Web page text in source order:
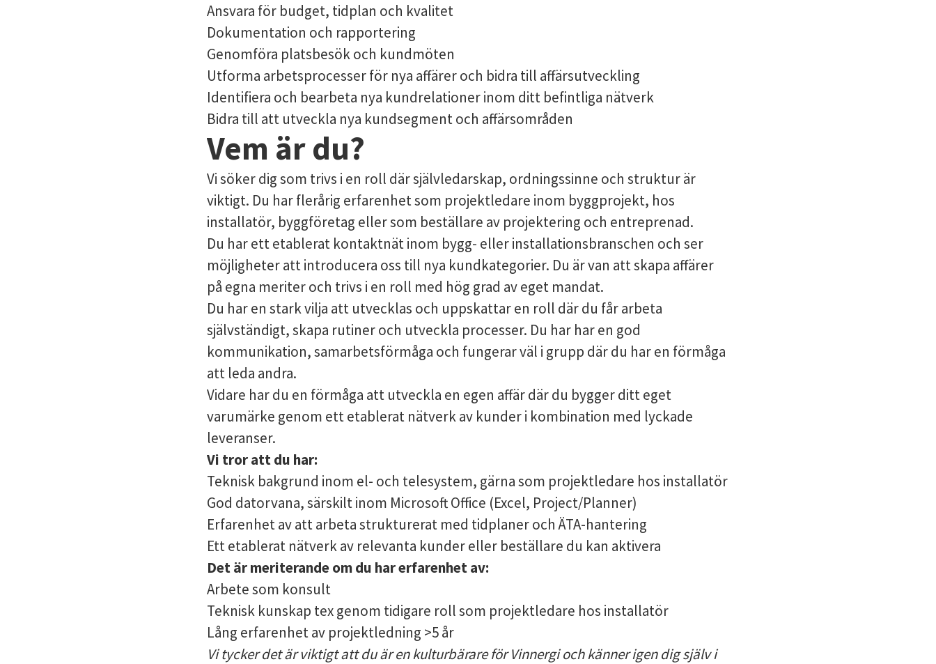
Ansvara för budget, tidplan och kvalitet
Dokumentation och rapportering
Genomföra platsbesök och kundmöten
Utforma arbetsprocesser för nya affärer och bidra till affärsutveckling
Identifiera och bearbeta nya kundrelationer inom ditt befintliga nätverk
Bidra till att utveckla nya kundsegment och affärsområden
Vem är du?
Vi söker dig som trivs i en roll där självledarskap, ordningssinne och struktur är
viktigt. Du har flerårig erfarenhet som projektledare inom byggprojekt, hos
installatör, byggföretag eller som beställare av projektering och entreprenad.
Du har ett etablerat kontaktnät inom bygg- eller installationsbranschen och ser
möjligheter att introducera oss till nya kundkategorier. Du är van att skapa affärer
på egna meriter och trivs i en roll med hög grad av eget mandat.
Du har en stark vilja att utvecklas och uppskattar en roll där du får arbeta
självständigt, skapa rutiner och utveckla processer. Du har har en god
kommunikation, samarbetsförmåga och fungerar väl i grupp där du har en förmåga
att leda andra.
Vidare har du en förmåga att utveckla en egen affär där du bygger ditt eget
varumärke genom ett etablerat nätverk av kunder i kombination med lyckade
leveranser.
Vi tror att du har:
Teknisk bakgrund inom el- och telesystem, gärna som projektledare hos installatör
God datorvana, särskilt inom Microsoft Office (Excel, Project/Planner)
Erfarenhet av att arbeta strukturerat med tidplaner och ÄTA-hantering
Ett etablerat nätverk av relevanta kunder eller beställare du kan aktivera
Det är meriterande om du har erfarenhet av:
Arbete som konsult
Teknisk kunskap tex genom tidigare roll som projektledare hos installatör
Lång erfarenhet av projektledning >5 år
Vi tycker det är viktigt att du är en kulturbärare för Vinnergi och känner igen dig själv i